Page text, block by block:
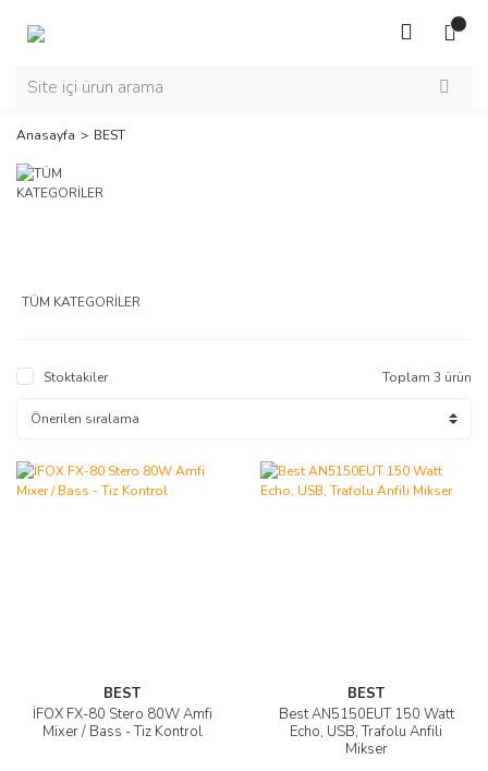
Anasayfa BEST
TÜM KATEGORİLER
Stoktakiler Toplam 3 ürün
BEST
İFOX FX-80 Stero 80W Amfi
Mixer / Bass - Tiz Kontrol
BEST
Best AN5150EUT 150 Watt
Echo, USB, Trafolu Anfili
Mikser